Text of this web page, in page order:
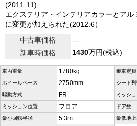
(2011.11)
エクステリア・インテリアカラーとア
に変更が加えられた(2012.6）
中古車価格
---
新車時価格
1430万円(税込)
車両重量 1780kg 乗車定員
ホイールベース 2750mm シート
駆動方式 FR ミッシ
ミッション位置 フロア ドア数
最小回転半径 5.3m 最低地